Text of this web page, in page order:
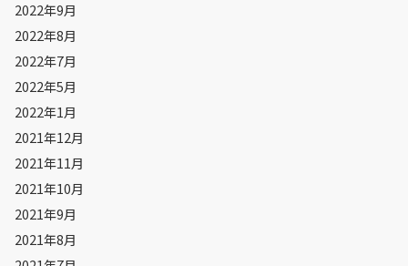
2022年9月
2022年8月
2022年7月
2022年5月
2022年1月
2021年12月
2021年11月
2021年10月
2021年9月
2021年8月